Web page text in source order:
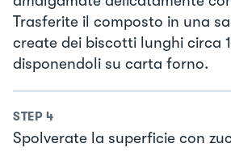
Trasferite il composto in una
create dei biscotti lunghi circa
disponendoli su carta forno.
STEP 4
Spolverate la superficie con